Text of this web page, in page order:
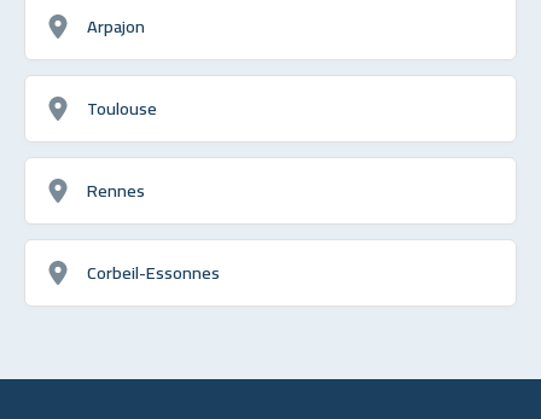
Arpajon
Toulouse
Rennes
Corbeil-Essonnes